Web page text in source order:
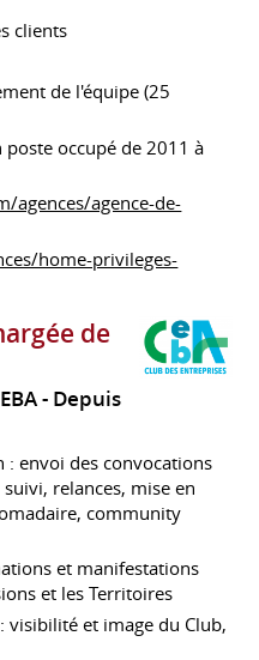
clients
de l'équipe (25
occupé de 2011 à
agences/agence-de-
home-privileges-
de
Depuis
envoi des convocations
relances, mise en
community
et manifestations
et les Territoires
visibilité et image du Club,